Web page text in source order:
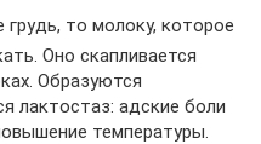
грудь, то молоку, которое
Оно скапливается
Образуются
лактостаз: адские боли
температуры.